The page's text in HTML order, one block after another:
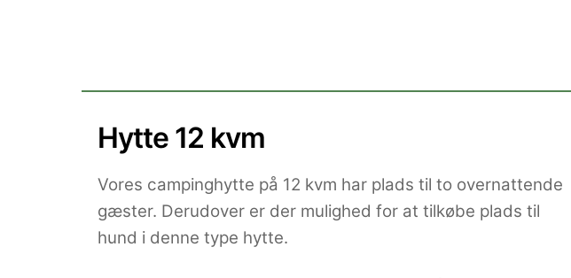
Hytte 12 kvm
Vores campinghytte på 12 kvm har plads til to overnattende
gæster. Derudover er der mulighed for at tilkøbe plads til
hund i denne type hytte.